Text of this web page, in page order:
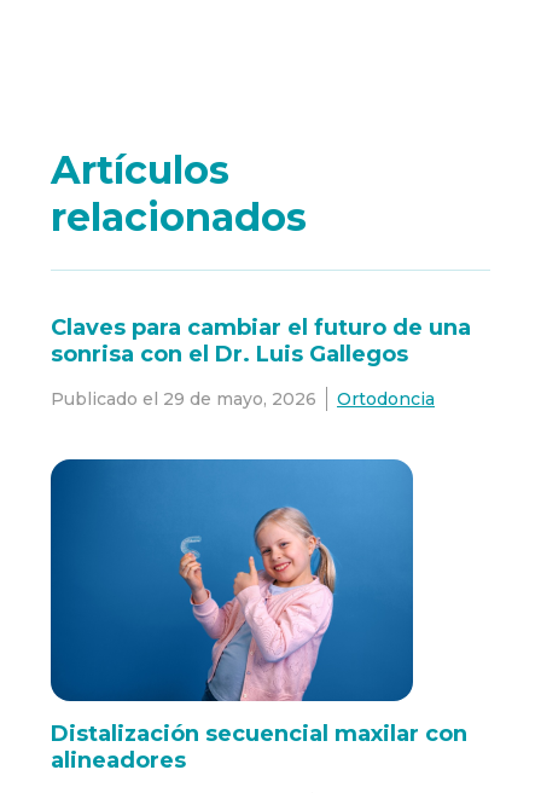
Artículos
relacionados
Claves para cambiar el futuro de una
sonrisa con el Dr. Luis Gallegos
Publicado el 29 de mayo, 2026 Ortodoncia
Distalización secuencial maxilar con
alineadores